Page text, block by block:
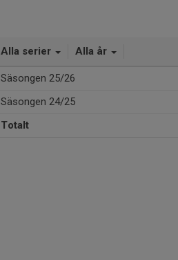
Alla serier Alla år
Säsongen 25/26
Säsongen 24/25
Totalt